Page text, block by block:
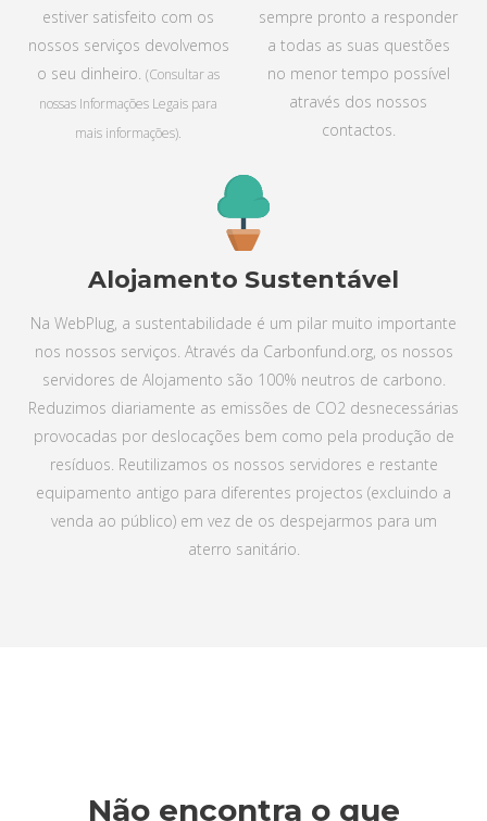
estiver satisfeito com os
nossos serviços devolvemos
o seu dinheiro.(Consultar as
nossas Informações Legais para
mais informações).
sempre pronto a responder
a todas as suas questões
no menor tempo possível
através dos nossos
contactos.
Alojamento Sustentável
Na WebPlug, a sustentabilidade é um pilar muito importante
nos nossos serviços. Através da Carbonfund.org, os nossos
servidores de Alojamento são 100% neutros de carbono.
Reduzimos diariamente as emissões de CO2 desnecessárias
provocadas por deslocações bem como pela produção de
resíduos. Reutilizamos os nossos servidores e restante
equipamento antigo para diferentes projectos (excluindo a
venda ao público) em vez de os despejarmos para um
aterro sanitário.
Não encontra o que